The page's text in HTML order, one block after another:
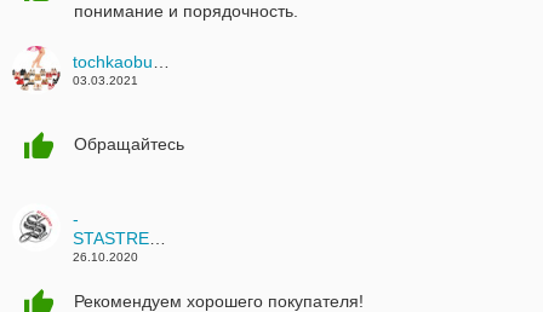
понимание и порядочность.
03.03.2021
Обращайтесь
-
26.10.2020
Рекомендуем хорошего покупателя!